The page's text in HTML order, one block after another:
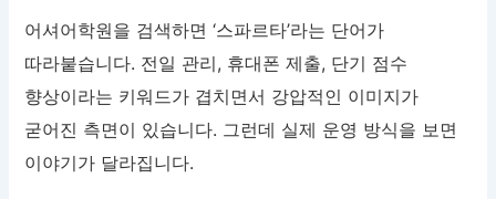
어셔어학원을 검색하면 ‘스파르타’라는 단어가
따라붙습니다. 전일 관리, 휴대폰 제출, 단기 점수
향상이라는 키워드가 겹치면서 강압적인 이미지가
굳어진 측면이 있습니다. 그런데 실제 운영 방식을 보면
이야기가 달라집니다.